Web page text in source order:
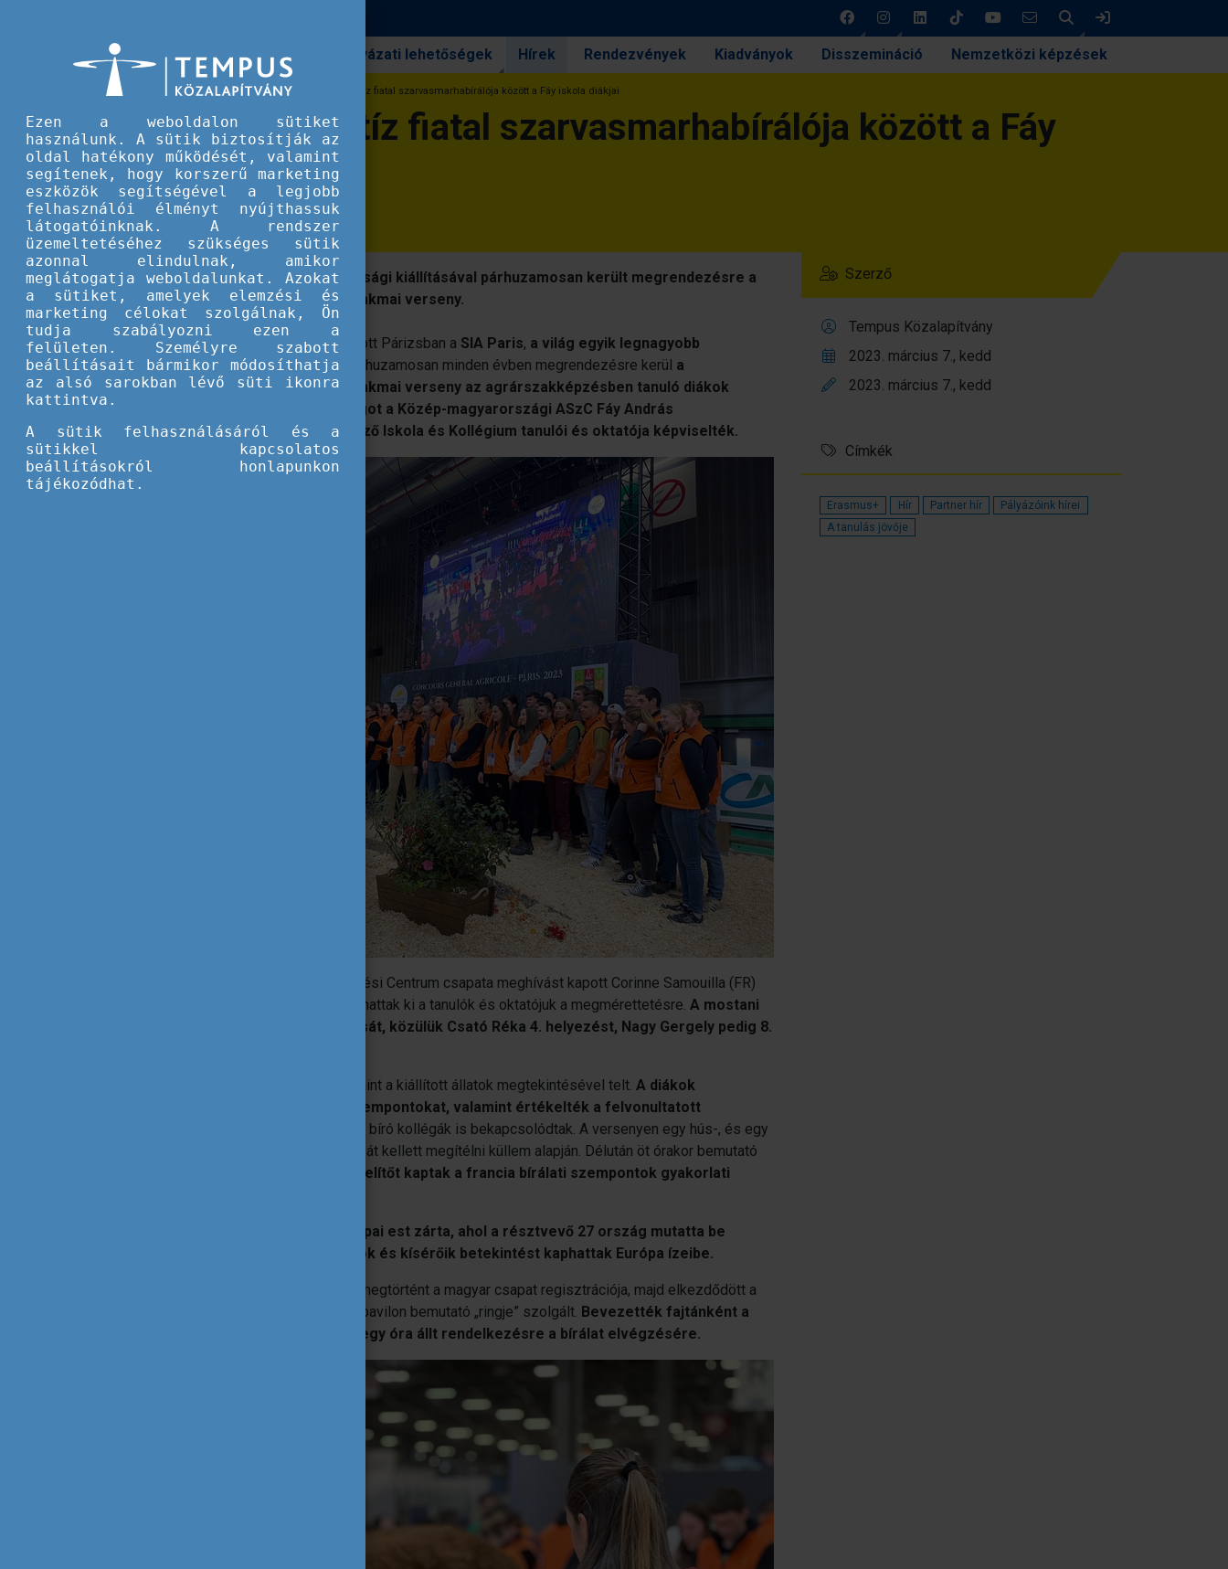
Keresés
Pályázati lehetőségek Hírek Rendezvények Kiadványok Disszemináció Nemzetközi képzések
Erasmus+ hírek Európa legjobb tíz fiatal szarvasmarhabírálója között a Fáy iskola diákjai
Európa legjobb tíz fiatal szarvasmarhabírálója között a Fáy
iskola diákjai
A világ egyik legnagyobb mezőgazdasági kiállításával párhuzamosan került megrendezésre a
szarvasmarhabírálati nemzetközi szakmai verseny.
2023. február 28 - március 1. között zajlott Párizsban a SIA Paris, a világ egyik legnagyobb
mezőgazdasági kiállítása, amellyel párhuzamosan minden évben megrendezésre kerül a
szarvasmarhabírálati nemzetközi szakmai verseny az agrárszakképzésben tanuló diákok
számára.
Magyarországot a Közép-magyarországi ASzC Fáy András
Mezőgazdasági Technikum, Szakképző Iskola és Kollégium tanulói és oktatója képviselték.
A Közép-magyarországi Agrárszakképzési Centrum csapata meghívást kapott Corinne Samouilla (FR)
minisztériumi kapcsolattartótól, így utazhattak ki a tanulók és oktatójuk a megmérettetésre. A mostani
versenyen 63 diák mérte össze tudását, közülük Csató Réka 4. helyezést, Nagy Gergely pedig 8.
Az első nap a kiállítás bejárásával, valamint a kiállított állatok megtekintésével telt. A diákok
átbeszélték kísérőjükkel a bírálati szempontokat, valamint értékelték a felvonultatott
Ebbe a munkába a felkészítő bíró kollégák is bekapcsolódtak. A versenyen egy hús-, és egy
tejelő hasznosítású fajta két-két példányát kellett megítélni küllem alapján. Délután öt órakor bemutató
a résztvevők ízelítőt kaptak a francia bírálati szempontok gyakorlati
Európai est zárta, ahol a résztvevő 27 ország mutatta be
gasztronómiai termékeit, így a fiatalok és kísérőik betekintést kaphattak Európa ízeibe.
A második napon a kitűzött időpontban megtörtént a magyar csapat regisztrációja, majd elkezdődött a
verseny. A verseny helyszínéül az 1-es pavilon bemutató „ringje” szolgált. Bevezették fajtánként a
négy állatot, a versenyzőknek pedig egy óra állt rendelkezésre a bírálat elvégzésére.
Szerző
Tempus Közalapítvány
2023. március 7., kedd
2023. március 7., kedd
Címkék
Erasmus+ Hír Partner hír
Pályázóink hírei
A tanulás jövője
Ezen a weboldalon sütiket
használunk. A sütik biztosítják az
oldal hatékony működését, valamint
segítenek, hogy korszerű marketing
eszközök segítségével a legjobb
felhasználói élményt nyújthassuk
látogatóinknak. A rendszer
üzemeltetéséhez szükséges sütik
azonnal elindulnak, amikor
meglátogatja weboldalunkat. Azokat
a sütiket, amelyek elemzési és
marketing célokat szolgálnak, Ön
tudja szabályozni ezen a
felületen. Személyre szabott
beállításait bármikor módosíthatja
az alsó sarokban lévő süti ikonra
kattintva.
A sütik felhasználásáról és a
sütikkel kapcsolatos
beállításokról honlapunkon
tájékozódhat.